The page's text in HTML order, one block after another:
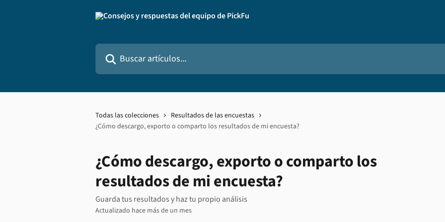
Buscar artículos...
Todas las colecciones
Resultados de las encuestas
¿Cómo descargo, exporto o comparto los resultados de mi encuesta?
¿Cómo descargo, exporto o comparto los
resultados de mi encuesta?
Guarda tus resultados y haz tu propio análisis
Actualizado hace más de un mes